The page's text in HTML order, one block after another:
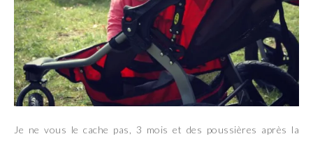
Je ne vous le cache pas, 3 mois et des poussières après la